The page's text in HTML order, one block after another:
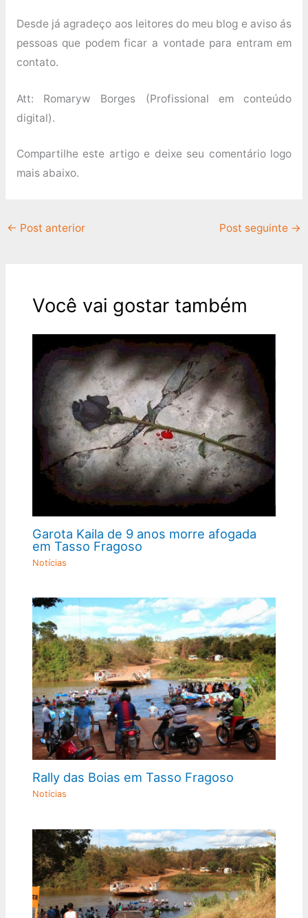
Desde já agradeço aos leitores do meu blog e aviso ás
pessoas que podem ficar a vontade para entram em
contato.
Att: Romaryw Borges (Profissional em conteúdo
digital).
Compartilhe este artigo e deixe seu comentário logo
mais abaixo.
← Post anterior Post seguinte →
Você vai gostar também
Garota Kaila de 9 anos morre afogada
em Tasso Fragoso
Notícias
Rally das Boias em Tasso Fragoso
Notícias